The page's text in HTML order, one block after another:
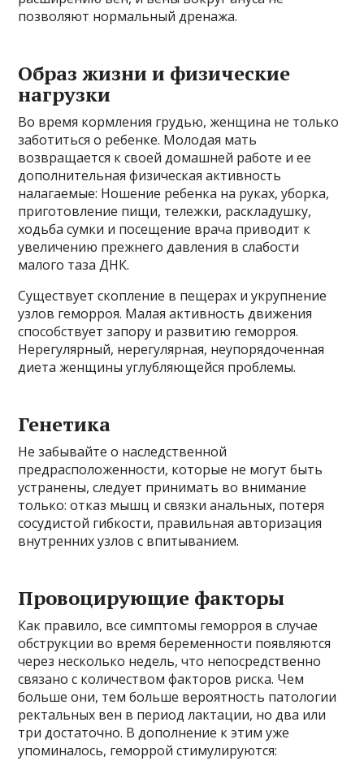
позволяют нормальный дренажа.
Образ жизни и физические
нагрузки
Во время кормления грудью, женщина не только
заботиться о ребенке. Молодая мать
возвращается к своей домашней работе и ее
дополнительная физическая активность
налагаемые: Ношение ребенка на руках, уборка,
приготовление пищи, тележки, раскладушку,
ходьба сумки и посещение врача приводит к
увеличению прежнего давления в слабости
малого таза ДНК.
Существует скопление в пещерах и укрупнение
узлов геморроя. Малая активность движения
способствует запору и развитию геморроя.
Нерегулярный, нерегулярная, неупорядоченная
диета женщины углубляющейся проблемы.
Генетика
Не забывайте о наследственной
предрасположенности, которые не могут быть
устранены, следует принимать во внимание
только: отказ мышц и связки анальных, потеря
сосудистой гибкости, правильная авторизация
внутренних узлов с впитыванием.
Провоцирующие факторы
Как правило, все симптомы геморроя в случае
обструкции во время беременности появляются
через несколько недель, что непосредственно
связано с количеством факторов риска. Чем
больше они, тем больше вероятность патологии
ректальных вен в период лактации, но два или
три достаточно. В дополнение к этим уже
упоминалось, геморрой стимулируются: